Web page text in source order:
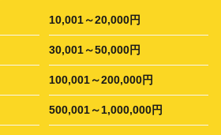
10,001～20,000円
30,001～50,000円
100,001～200,000円
500,001～1,000,000円